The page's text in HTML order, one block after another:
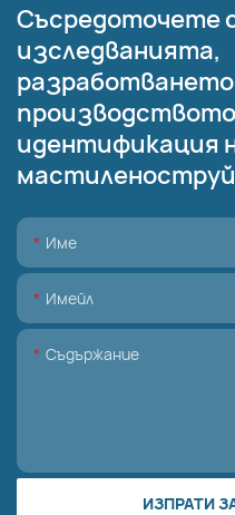
Съсредоточете
изследванията,
идентификация
Име
Имейл
Съдържание
ИЗПРАТИ